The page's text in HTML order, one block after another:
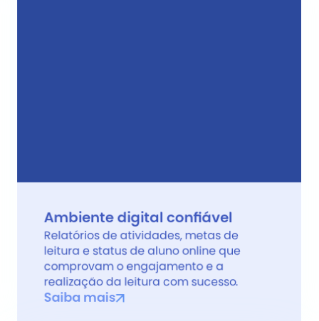
Ambiente digital confiável
Relatórios de atividades, metas de
leitura e status de aluno online que
comprovam o engajamento e a
realização da leitura com sucesso.
Saiba mais